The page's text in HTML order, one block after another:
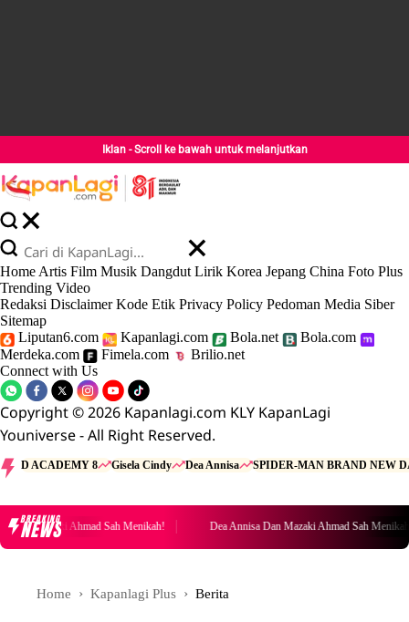
Iklan - Scroll ke bawah untuk melanjutkan
Home Artis Film Musik Dangdut Lirik Korea Jepang China Foto Plus
Trending Video
Redaksi Disclaimer Kode Etik Privacy Policy Pedoman Media Siber
Sitemap
Liputan6.com
Kapanlagi.com Bola.net
Bola.com
Merdeka.com
Fimela.com
Brilio.net
Connect with Us
Copyright © 2026 Kapanlagi.com KLY KapanLagi
Youniverse - All Right Reserved.
D ACADEMY 8 Gisela Cindy Dea Annisa SPIDER-MAN BRAND NEW
BREAKING
NEWS
Mazaki Ahmad Sah Menikah! Dea Annisa Dan Mazaki Ahmad Sah Menikah!
Home Kapanlagi Plus Berita